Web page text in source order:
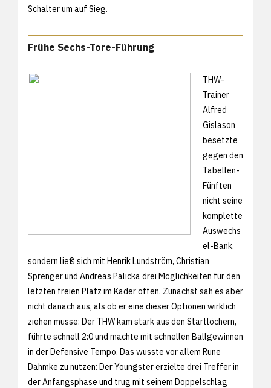
Schalter um auf Sieg.
Frühe Sechs-Tore-Führung
THW-
Trainer
Alfred
Gislason
besetzte
gegen den
Tabellen-
Fünften
nicht seine
komplette
Auswechs
el-Bank,
sondern ließ sich mit Henrik Lundström, Christian
Sprenger und Andreas Palicka drei Möglichkeiten für den
letzten freien Platz im Kader offen. Zunächst sah es aber
nicht danach aus, als ob er eine dieser Optionen wirklich
ziehen müsse: Der THW kam stark aus den Startlöchern,
führte schnell 2:0 und machte mit schnellen Ballgewinnen
in der Defensive Tempo. Das wusste vor allem Rune
Dahmke zu nutzen: Der Youngster erzielte drei Treffer in
der Anfangsphase und trug mit seinem Doppelschlag